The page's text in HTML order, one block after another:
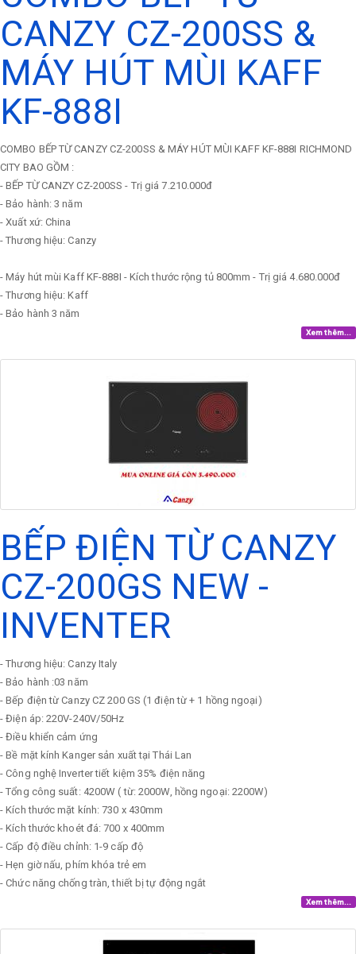
CANZY CZ-200SS &
MÁY HÚT MÙI KAFF
KF-888I
COMBO BẾP TỪ CANZY CZ-200SS & MÁY HÚT MÙI KAFF KF-888I RICHMOND
CITY BAO GỒM :
- BẾP TỪ CANZY CZ-200SS - Trị giá 7.210.000đ
- Bảo hành: 3 năm
- Xuất xứ: China
- Thương hiệu: Canzy
- Máy hút mùi Kaff KF-888I - Kích thước rộng tủ 800mm - Trị giá 4.680.000đ
- Thương hiệu: Kaff
- Bảo hành 3 năm
Xem thêm...
BẾP ĐIỆN TỪ CANZY
CZ-200GS NEW -
INVENTER
- Thương hiệu: Canzy Italy
- Bảo hành :03 năm
- Bếp điện từ Canzy CZ 200 GS (1 điện từ + 1 hồng ngoại)
- Điện áp: 220V-240V/50Hz
- Điều khiển cảm ứng
- Bề mặt kính Kanger sản xuất tại Thái Lan
- Công nghệ Inverter tiết kiệm 35% điện năng
- Tổng công suất: 4200W ( từ: 2000W, hồng ngoại: 2200W)
- Kích thước mặt kính: 730 x 430mm
- Kích thước khoét đá: 700 x 400mm
- Cấp độ điều chỉnh: 1-9 cấp độ
- Hẹn giờ nấu, phím khóa trẻ em
- Chức năng chống tràn, thiết bị tự động ngắt
Xem thêm...